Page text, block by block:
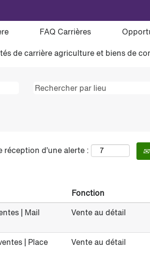
FAQ Carrières
de carrière agriculture et biens de
Ventes au
d’une alerte :
Fonction
| Mail
Vente au détail
| Place
Vente au détail